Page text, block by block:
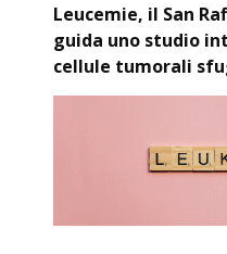
Leucemie, il San
guida uno studio
cellule tumorali